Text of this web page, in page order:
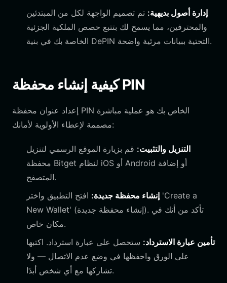
إدارة أصول بديهية: تم تصميم الواجهة لكل من المبتدئين
والمحترفين، مما يسمح لك بتتبع حصص الملكية الجزئية
الخاصة بك في بنية DePIN التحتية ببيانات مرئية واضحة.
كيفية إنشاء محفظة PIN
إعداد عنوان محفظة PIN الخاص بك هو عملية مباشرة
مصممة لإعطاء الأولوية لأمانك:
التنزيل والتثبيت: قم بزيارة الموقع الرسمي لتنزيل
محفظة Bitget لنظام iOS أو Android أو إضافة
المتصفح.
إنشاء محفظة جديدة: افتح التطبيق واختر 'Create a
New Wallet' (إنشاء محفظة جديدة). تأكد من أنك في
مكان خاص.
تأمين عبارة الاسترداد: ستحصل على عبارة استرداد. اكتبها
على الورق واحفظها في وضع عدم الاتصال — ولا
تشاركها مع أي شخص أبدًا.